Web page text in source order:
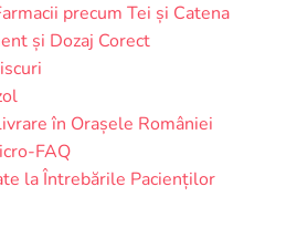
precum Tei și Catena
și Dozaj Corect
în Orașele României
FAQ
la Întrebările Pacienților